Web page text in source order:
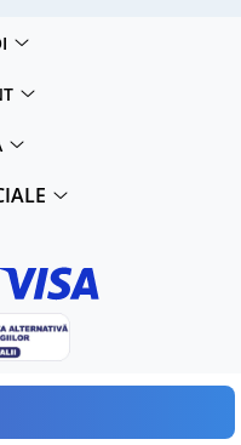
S.R.L 2026